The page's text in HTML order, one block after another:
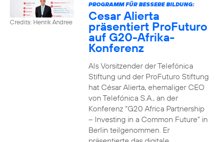
Credits: Henrik Andree
PROGRAMM FÜR BESSERE BILDUNG:
Cesar Alierta
präsentiert ProFuturo
auf G20-Afrika-
Konferenz
Als Vorsitzender der Telefónica
Stiftung und der ProFuturo Stiftung
hat César Alierta, ehemaliger CEO
von Telefónica S.A., an der
Konferenz “G20 Africa Partnership
– Investing in a Common Future” in
Berlin teilgenommen. Er